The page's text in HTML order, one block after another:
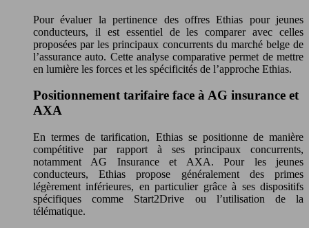
Pour évaluer la pertinence des offres Ethias pour jeunes
conducteurs, il est essentiel de les comparer avec celles
proposées par les principaux concurrents du marché belge de
l’assurance auto. Cette analyse comparative permet de mettre
en lumière les forces et les spécificités de l’approche Ethias.
Positionnement tarifaire face à AG insurance et
AXA
En termes de tarification, Ethias se positionne de manière
compétitive par rapport à ses principaux concurrents,
notamment AG Insurance et AXA. Pour les jeunes
conducteurs, Ethias propose généralement des primes
légèrement inférieures, en particulier grâce à ses dispositifs
spécifiques comme Start2Drive ou l’utilisation de la
télématique.